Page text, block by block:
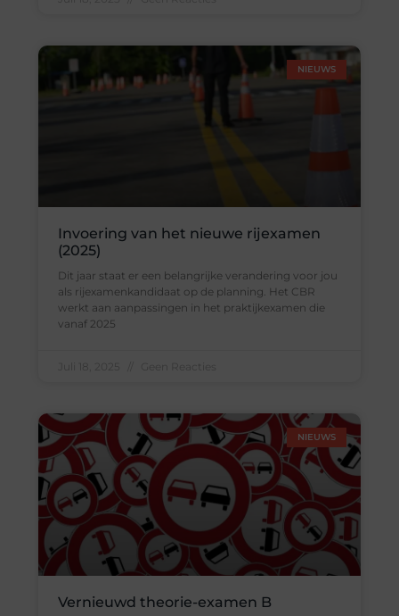
NIEUWS
Invoering van het nieuwe rijexamen
(2025)
Dit jaar staat er een belangrijke verandering voor jou
als rijexamenkandidaat op de planning. Het CBR
werkt aan aanpassingen in het praktijkexamen die
vanaf 2025
NIEUWS
Vernieuwd theorie-examen B